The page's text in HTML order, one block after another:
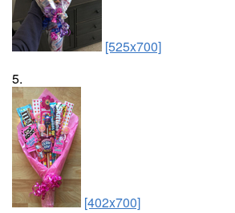
[525x700]
5.
[402x700]